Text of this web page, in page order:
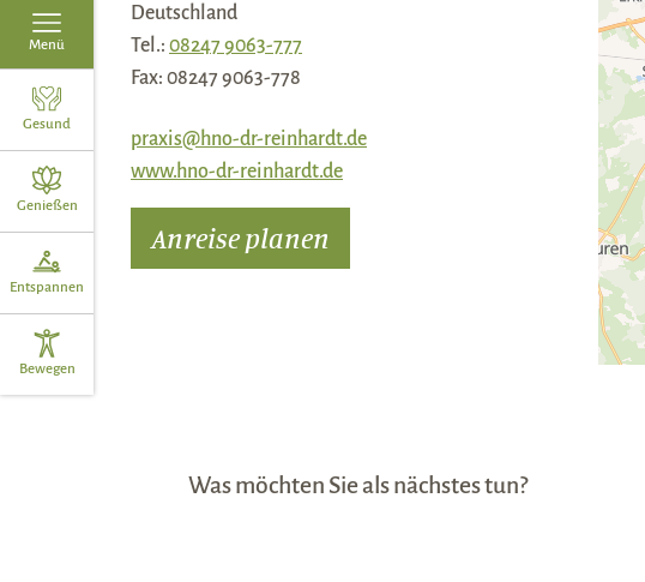
Menü
Gesund
Genießen
Entspannen
Bewegen
Deutschland
Tel.: 08247 9063-777
Fax: 08247 9063-778
praxis@hno-dr-reinhardt.de
www.hno-dr-reinhardt.de
Anreise planen
Was möchten Sie als nächstes tun?